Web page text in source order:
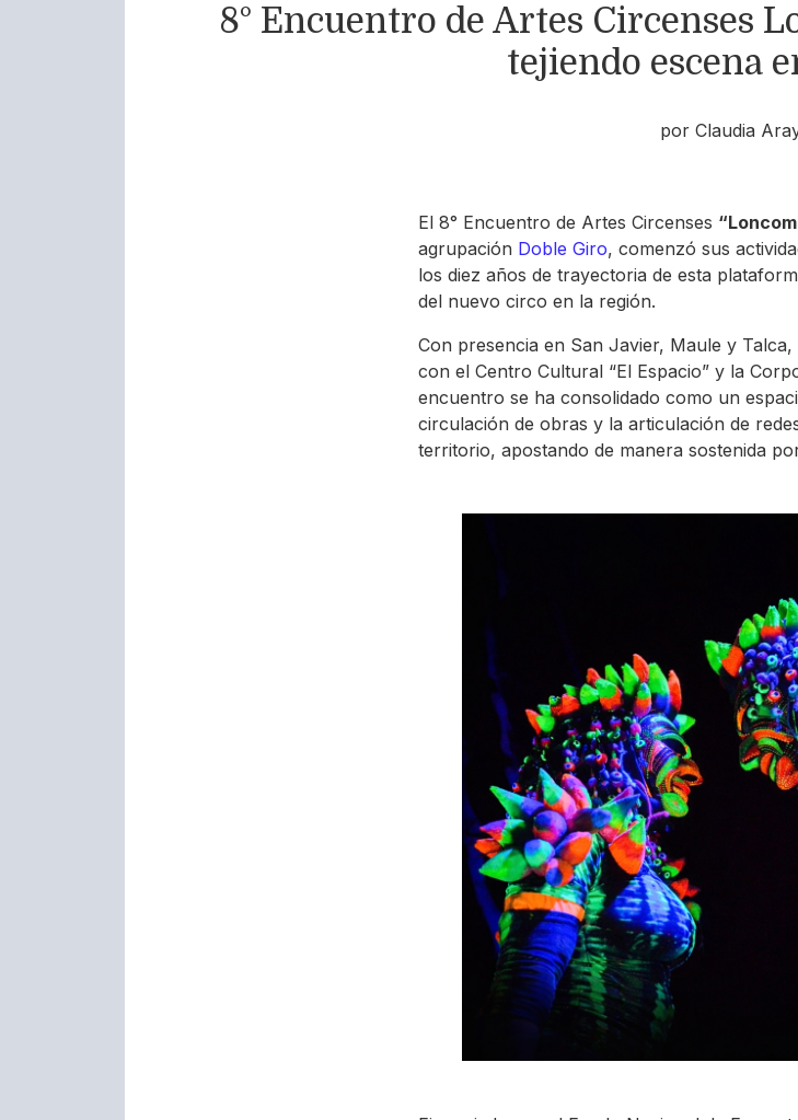
8° Encuentro de Artes Circenses
tejiendo escena
por Claudia
El 8° Encuentro de Artes Circenses
agrupación Doble Giro, comenzó sus
los diez años de trayectoria de esta
del nuevo circo en la región.
Con presencia en San Javier, Maule y
con el Centro Cultural “El Espacio” y la
encuentro se ha consolidado como un
circulación de obras y la articulación de
territorio, apostando de manera sostenida